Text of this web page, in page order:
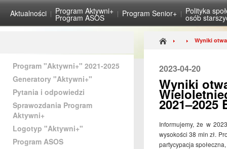
Aktualności Program Aktywni+
Program ASOS Program Senior+ Polityka
osób
Program "Aktywni+" 2021-2025
Generatory "Aktywni+"
Pytania i odpowiedzi
Sprawozdania Program
Aktywni+
Logotyp "Aktywni+"
Program ASOS
Wyniki
2023-04-20
Wyniki
2021–2025
Informujemy, że w
wysokości 38 mln zł.
partycypacja